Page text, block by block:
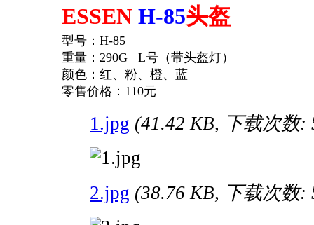
ESSEN H-85头盔
型号：H-85
重量：290G L号（带头盔灯）
颜色：红、粉、橙、蓝
零售价格：110元
1.jpg (41.42 KB, 下载次数:
2.jpg (38.76 KB, 下载次数: